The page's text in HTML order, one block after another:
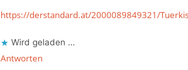
https://derstandard.at/2000089849321/
Wird geladen …
Antworten